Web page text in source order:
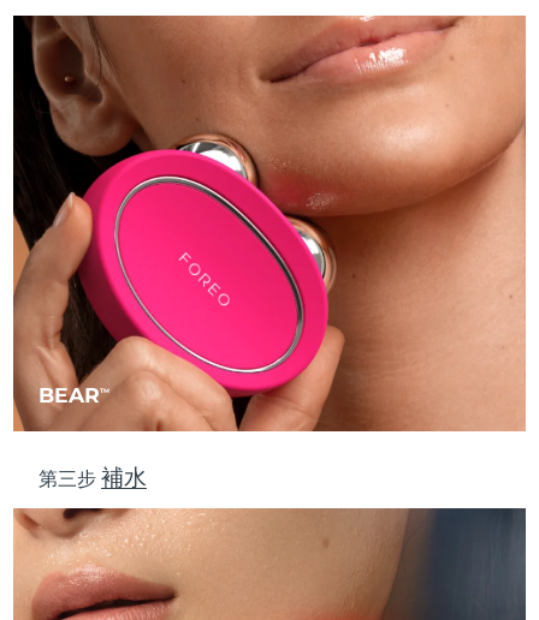
BEARTM
第三步補水
阿曼 預計送達日期8/12/26
菲律賓 預計送達日期
波蘭 預計送達日期 8/10/26
葡萄牙 預計送達日期 8/9/26
波多黎各
卡達
留尼旺
羅馬尼亞
俄羅斯
沙烏地阿拉伯 預計送達日期
新加坡 預計送達日期